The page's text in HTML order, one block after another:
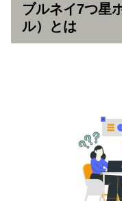
ブルネイ7つ星
ル）とは